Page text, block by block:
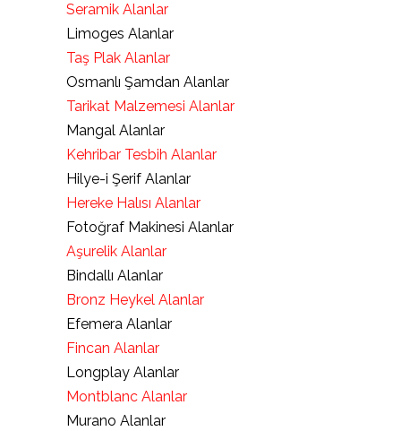
Seramik Alanlar
Limoges Alanlar
Taş Plak Alanlar
Osmanlı Şamdan Alanlar
Tarikat Malzemesi Alanlar
Mangal Alanlar
Kehribar Tesbih Alanlar
Hilye-i Şerif Alanlar
Hereke Halısı Alanlar
Fotoğraf Makinesi Alanlar
Aşurelik Alanlar
Bindallı Alanlar
Bronz Heykel Alanlar
Efemera Alanlar
Fincan Alanlar
Longplay Alanlar
Montblanc Alanlar
Murano Alanlar